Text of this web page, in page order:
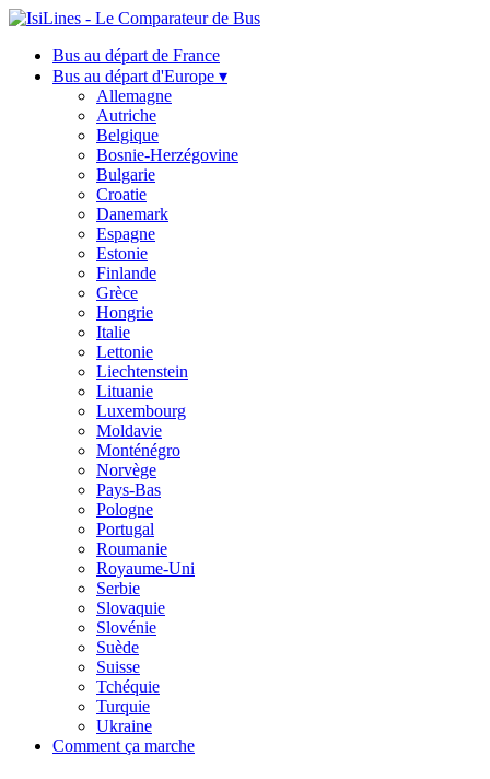
Bus au départ de France
Bus au départ d'Europe ▾
Allemagne
Autriche
Belgique
Bosnie-Herzégovine
Bulgarie
Croatie
Danemark
Espagne
Estonie
Finlande
Grèce
Hongrie
Italie
Lettonie
Liechtenstein
Lituanie
Luxembourg
Moldavie
Monténégro
Norvège
Pays-Bas
Pologne
Portugal
Roumanie
Royaume-Uni
Serbie
Slovaquie
Slovénie
Suède
Suisse
Tchéquie
Turquie
Ukraine
Comment ça marche